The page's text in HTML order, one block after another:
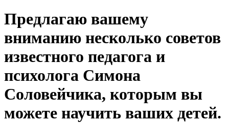
Предлагаю вашему
вниманию несколько советов
известного педагога и
психолога Симона
Соловейчика, которым вы
можете научить ваших детей.